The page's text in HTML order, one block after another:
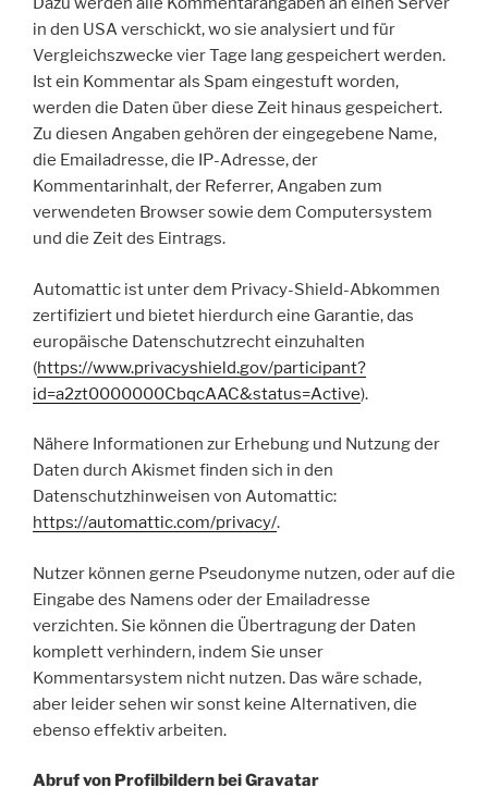
in den USA verschickt, wo sie analysiert und für
Vergleichszwecke vier Tage lang gespeichert werden.
Ist ein Kommentar als Spam eingestuft worden,
werden die Daten über diese Zeit hinaus gespeichert.
Zu diesen Angaben gehören der eingegebene Name,
die Emailadresse, die IP-Adresse, der
Kommentarinhalt, der Referrer, Angaben zum
verwendeten Browser sowie dem Computersystem
und die Zeit des Eintrags.
Automattic ist unter dem Privacy-Shield-Abkommen
zertifiziert und bietet hierdurch eine Garantie, das
europäische Datenschutzrecht einzuhalten
(https://www.privacyshield.gov/participant?
id=a2zt0000000CbqcAAC&status=Active).
Nähere Informationen zur Erhebung und Nutzung der
Daten durch Akismet finden sich in den
Datenschutzhinweisen von Automattic:
https://automattic.com/privacy/.
Nutzer können gerne Pseudonyme nutzen, oder auf die
Eingabe des Namens oder der Emailadresse
verzichten. Sie können die Übertragung der Daten
komplett verhindern, indem Sie unser
Kommentarsystem nicht nutzen. Das wäre schade,
aber leider sehen wir sonst keine Alternativen, die
ebenso effektiv arbeiten.
Abruf von Profilbildern bei Gravatar